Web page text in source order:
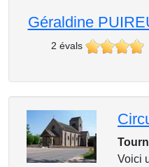
Géraldine
2 évals
Voici